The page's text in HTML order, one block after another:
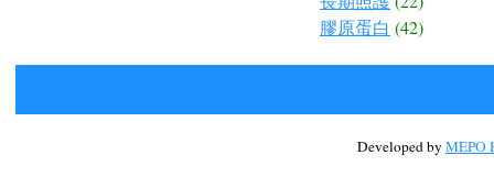
膠原蛋白 (42)
Developed by MEPO